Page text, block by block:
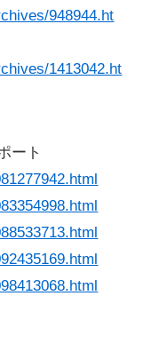
948944.ht
1413042.ht
ート